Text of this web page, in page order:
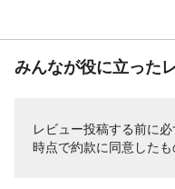
みんなが役に立った
レビュー投稿する前に必
時点で約款に同意したも